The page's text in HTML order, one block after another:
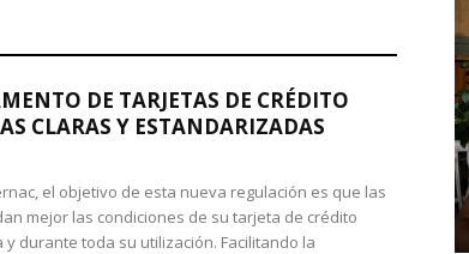
DE TARJETAS DE CRÉDITO
CLARAS Y ESTANDARIZADAS
el objetivo de esta nueva regulación es que las
mejor las condiciones de su tarjeta de crédito
durante toda su utilización. Facilitando la